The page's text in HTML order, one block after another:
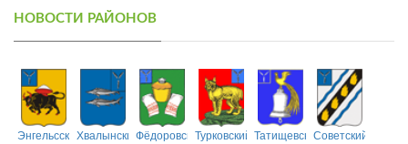
НОВОСТИ РАЙОНОВ
ЭнгельсскийХвалынскийФёдоровскийТурковский ТатищевскийСоветский